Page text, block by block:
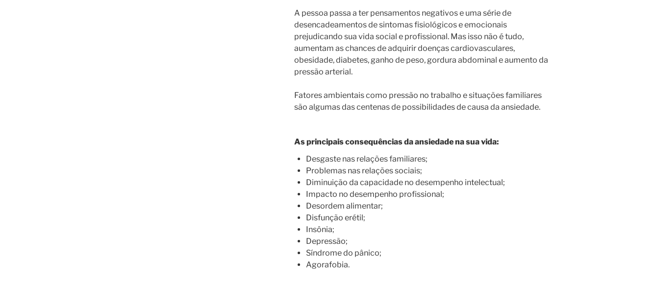
A pessoa passa a ter pensamentos negativos e uma série de
desencadeamentos de sintomas fisiológicos e emocionais
prejudicando sua vida social e profissional. Mas isso não é tudo,
aumentam as chances de adquirir doenças cardiovasculares,
obesidade, diabetes, ganho de peso, gordura abdominal e aumento da
pressão arterial.
Fatores ambientais como pressão no trabalho e situações familiares
são algumas das centenas de possibilidades de causa da ansiedade.
As principais consequências da ansiedade na sua vida:
Desgaste nas relações familiares;
Problemas nas relações sociais;
Diminuição da capacidade no desempenho intelectual;
Impacto no desempenho profissional;
Desordem alimentar;
Disfunção erétil;
Insônia;
Depressão;
Síndrome do pânico;
Agorafobia.